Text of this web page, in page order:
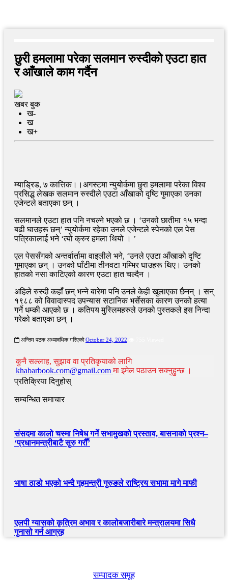
छुरी हमलामा परेका सलमान रुस्दीको एउटा हात
र आँखाले काम गर्दैन
खबर बुक
ख-
ख
ख+
म्याड्रिड, ७ कात्तिक।।अगस्टमा न्युयोर्कमा छुरा हमलामा परेका विश्व
प्रसिद्ध लेखक सलमान रुस्दीले एउटा आँखाको दृष्टि गुमाएका उनका
एजेन्टले बताएका छन् ।
सलमानले एउटा हात पनि नचल्ने भएको छ । ‘उनको छातीमा १५ भन्दा
बढी घाउहरू छन्’ न्युयोर्कमा रहेका उनले एजेन्टले स्पेनको एल पेस
पत्रिकालाई भने ‘त्यो क्रुर हमला थियो । ’
एल पेससँगको अन्तर्वार्तामा वाइलीले भने, ‘उनले एउटा आँखाको दृष्टि
गुमाएका छन् । उनको घाँटीमा तीनवटा गम्भिर घाउहरू थिए। उनको
हातको नसा काटिएको कारण एउटा हात चल्दैन ।
अहिले रुस्दी कहाँ छन् भन्ने बारेमा पनि उनले केही खुलाएका छैनन् । सन्
१९८८ को विवादास्पद उपन्यास सटानिक भर्सेसका कारण उनको हत्या
गर्ने धम्की आएको छ । कतिपय मुस्लिमहरुले उनको पुस्तकले इस निन्दा
गरेको बताएका छन् ।
अन्तिम पटक अध्यावधिक गरिएको October 24, 2022
कुनै सल्लाह, सुझाव वा प्रतिकृयाको लागि
khabarbook.com@gmail.comमा इमेल पठाउन सक्नुहुन्छ ।
प्रतिक्रिया दिनुहोस्
सम्बन्धित समाचार
संसदमा कालो चस्मा निषेध गर्ने सभामुखको प्रस्ताव, बासनाको प्रश्न–
‘प्रधानमन्त्रीबाटै सुरु गरौँ’
भाषा ठाडो भएको भन्दै गृहमन्त्री गुरुङले राष्ट्रिय सभामा मागे माफी
एलपी ग्यासको कृत्रिम अभाव र कालोबजारीबारे मन्त्रालयमा सिधै
गुनासो गर्न आग्रह
सम्पादक समूह